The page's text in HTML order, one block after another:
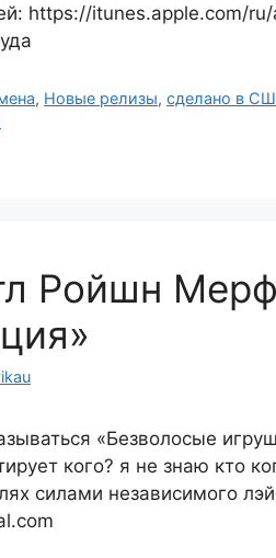
https://itunes.apple.com/
, Новые релизы,сделано в
Ройшн
«Безволосые
кого? я не знаю кто
силами независимого